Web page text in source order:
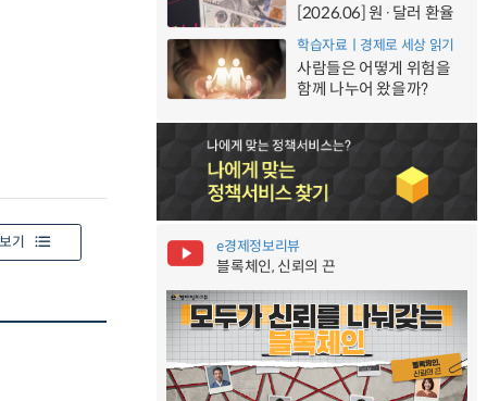
기
[2026.06] 원·달러 환율
학습자료ㅣ경제로 세상 읽기
사람들은 어떻게 위험을
함께 나누어 왔을까?
e경제정보리뷰
블록체인, 신뢰의 끈